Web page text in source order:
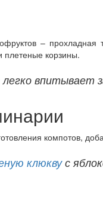
–
плетеные корзины.
впитывает
компотов,
клюквус